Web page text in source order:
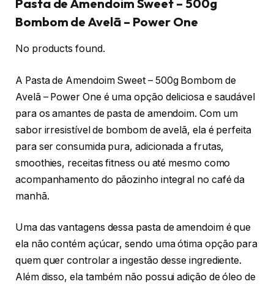
Pasta de Amendoim Sweet – 500g
Bombom de Avelã – Power One
No products found.
A Pasta de Amendoim Sweet – 500g Bombom de
Avelã – Power One é uma opção deliciosa e saudável
para os amantes de pasta de amendoim. Com um
sabor irresistível de bombom de avelã, ela é perfeita
para ser consumida pura, adicionada a frutas,
smoothies, receitas fitness ou até mesmo como
acompanhamento do pãozinho integral no café da
manhã.
Uma das vantagens dessa pasta de amendoim é que
ela não contém açúcar, sendo uma ótima opção para
quem quer controlar a ingestão desse ingrediente.
Além disso, ela também não possui adição de óleo de